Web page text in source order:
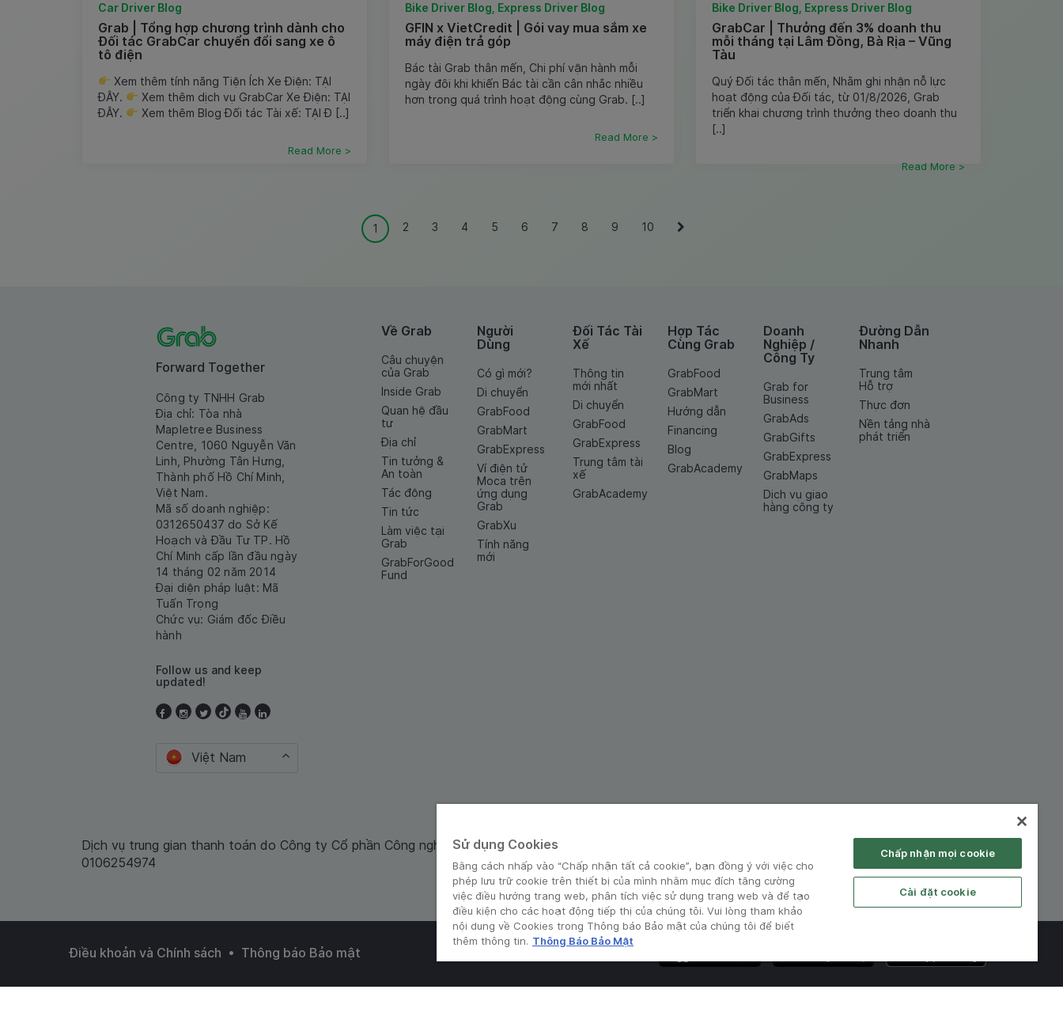
Car Driver Blog
Grab | Tổng hợp chương trình dành cho
Đối tác GrabCar chuyển đổi sang xe ô
tô điện
Xem thêm tính năng Tiện Ích Xe Điện: TẠI
ĐÂY.
Xem thêm dịch vụ GrabCar Xe Điện: TẠI
ĐÂY.
Xem thêm Blog Đối tác Tài xế: TẠI Đ [..]
Read More >
Bike Driver Blog, Express Driver Blog
GFIN x VietCredit | Gói vay mua sắm xe
máy điện trả góp
Bác tài Grab thân mến, Chi phí vận hành mỗi
ngày đôi khi khiến Bác tài cần cân nhắc nhiều
hơn trong quá trình hoạt động cùng Grab. [..]
Read More >
Bike Driver Blog, Express Driver Blog
GrabCar | Thưởng đến 3% doanh thu
mỗi tháng tại Lâm Đồng, Bà Rịa – Vũng
Tàu
Quý Đối tác thân mến, Nhằm ghi nhận nỗ lực
hoạt động của Đối tác, từ 01/8/2026, Grab
triển khai chương trình thưởng theo doanh thu
[..]
Read More >
1 2 3 4 5 6 7 8 9 10
Forward Together
Công ty TNHH Grab
Địa chỉ: Tòa nhà
Mapletree Business
Centre, 1060 Nguyễn Văn
Linh, Phường Tân Hưng,
Thành phố Hồ Chí Minh,
Việt Nam.
Mã số doanh nghiệp:
0312650437 do Sở Kế
Hoạch và Đầu Tư TP. Hồ
Chí Minh cấp lần đầu ngày
14 tháng 02 năm 2014
Đại diện pháp luật: Mã
Tuấn Trọng
Chức vụ: Giám đốc Điều
hành
Follow us and keep
updated!
Việt Nam
Về Grab
Câu chuyện
của Grab
Inside Grab
Quan hệ đầu
tư
Địa chỉ
Tin tưởng &
An toàn
Tác động
Tin tức
Làm việc tại
Grab
GrabForGood
Fund
Người
Dùng
Có gì mới?
Di chuyển
GrabFood
GrabMart
GrabExpress
Ví điện tử
Moca trên
ứng dụng
Grab
GrabXu
Tính năng
mới
Đối Tác Tài
Xế
Thông tin
mới nhất
Di chuyển
GrabFood
GrabExpress
Trung tâm tài
xế
GrabAcademy
Hợp Tác
Cùng Grab
GrabFood
GrabMart
Hướng dẫn
Financing
Blog
GrabAcademy
Doanh
Nghiệp /
Công Ty
Grab for
Business
GrabAds
GrabGifts
GrabExpress
GrabMaps
Dịch vụ giao
hàng công ty
Đường Dẫn
Nhanh
Trung tâm
Hỗ trợ
Thực đơn
Nền tảng nhà
phát triển
Dịch vụ trung gian thanh toán do Công ty Cổ phần Công nghệ và Dịch Vụ Moca cung cấp. Mã số doanh nghiệp:
0106254974
Điều khoản và Chính sách • Thông báo Bảo mật
Sử dụng Cookies
Bằng cách nhấp vào “Chấp nhận tất cả cookie”, bạn đồng ý với việc cho
phép lưu trữ cookie trên thiết bị của mình nhằm mục đích tăng cường
việc điều hướng trang web, phân tích việc sử dụng trang web và để tạo
điều kiện cho các hoạt động tiếp thị của chúng tôi. Vui lòng tham khảo
nội dung về Cookies trong Thông báo Bảo mật của chúng tôi để biết
thêm thông tin. Thông Báo Bảo Mật
Chấp nhận mọi cookie
Cài đặt cookie